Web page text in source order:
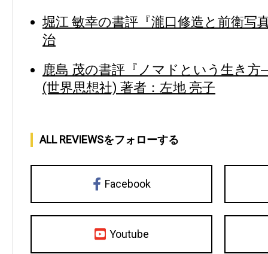
堀江 敏幸の書評『瀧口修造と前衛写
治
鹿島 茂の書評『ノマドという生き
(世界思想社) 著者：左地 亮子
ALL REVIEWSをフォローする
Facebook
Youtube